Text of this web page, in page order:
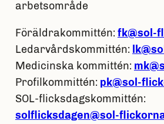
arbetsområde
Föräldrakommittén: fk@sol-
Ledarvårdskommittén:
Medicinska kommittén:
Profilkommittén: pk@sol-
SOL-flicksdagskommittén:
solflicksdagen@sol-